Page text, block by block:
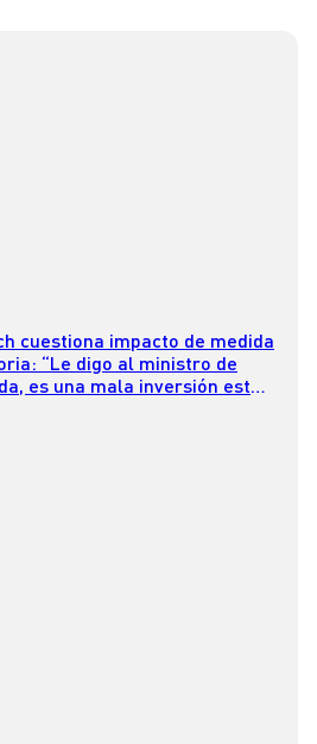
cuestiona impacto de medida
“Le digo al ministro de
es una mala inversión esta